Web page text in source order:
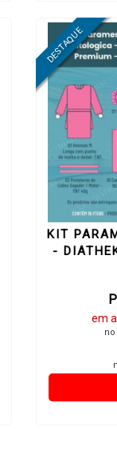
KIT
-
em